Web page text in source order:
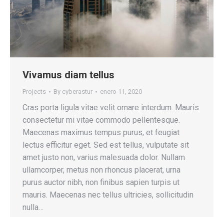
Vivamus diam tellus
Projects By cyberastur enero 11, 2020
Cras porta ligula vitae velit ornare interdum. Mauris
consectetur mi vitae commodo pellentesque.
Maecenas maximus tempus purus, et feugiat
lectus efficitur eget. Sed est tellus, vulputate sit
amet justo non, varius malesuada dolor. Nullam
ullamcorper, metus non rhoncus placerat, urna
purus auctor nibh, non finibus sapien turpis ut
mauris. Maecenas nec tellus ultricies, sollicitudin
nulla…